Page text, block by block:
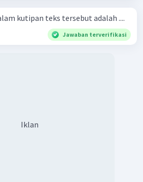
kutipan teks tersebut adalah ....
Jawaban terverifikasi
Iklan